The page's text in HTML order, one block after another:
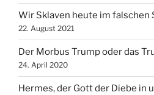
Wir Sklaven heute im falschen
22. August 2021
Der Morbus Trump oder das
24. April 2020
Hermes, der Gott der Diebe in